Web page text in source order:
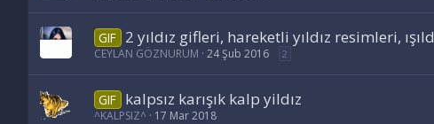
GIF 2 yıldız gifleri, hareketli yıldız resimleri,
CEYLAN GÖZNURUM 24 Şub 2016 2
GIF kalpsız karışık kalp yildız
^KALPSIZ^ 17 Mar 2018